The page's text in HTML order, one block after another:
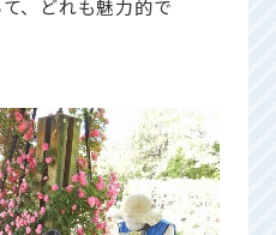
、どれも魅力的で